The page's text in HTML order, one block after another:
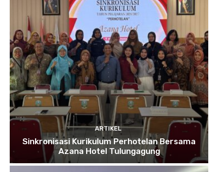
ARTIKEL
Sinkronisasi Kurikulum Perhotelan Bersama
Azana Hotel Tulungagung